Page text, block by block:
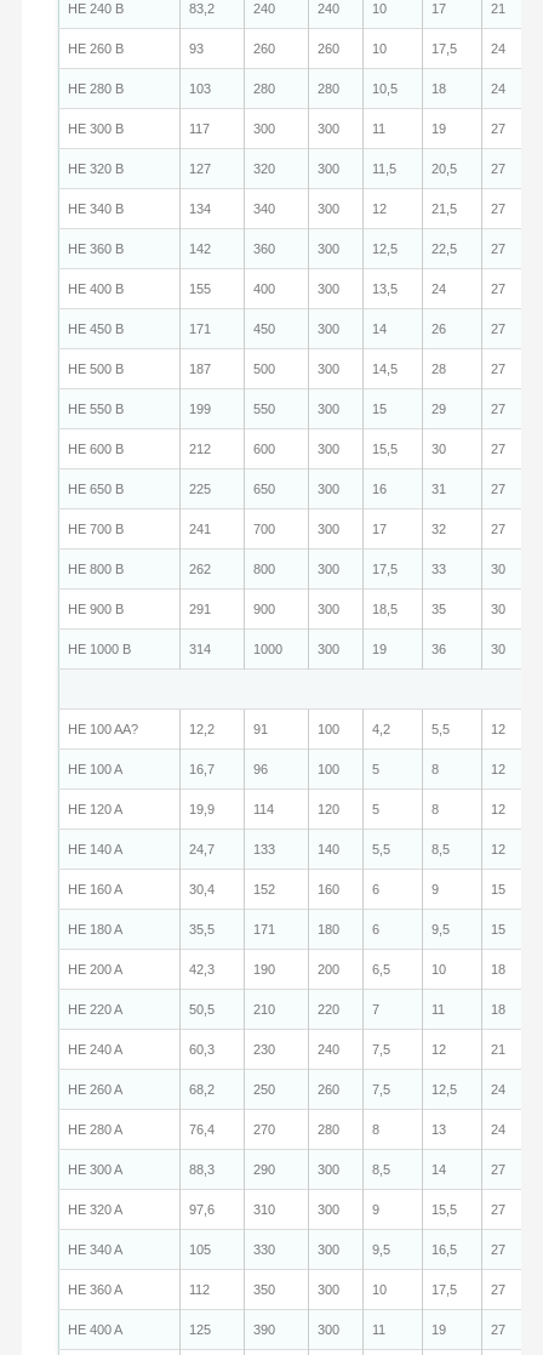
HE 240 B 83,2 240 240 10 17 21
HE 260 B 93 260 260 10 17,5 24
HE 280 B 103 280 280 10,5 18 24
HE 300 B 117 300 300 11 19 27
HE 320 B 127 320 300 11,5 20,5 27
HE 340 B 134 340 300 12 21,5 27
HE 360 B 142 360 300 12,5 22,5 27
HE 400 B 155 400 300 13,5 24 27
HE 450 B 171 450 300 14 26 27
HE 500 B 187 500 300 14,5 28 27
HE 550 B 199 550 300 15 29 27
HE 600 B 212 600 300 15,5 30 27
HE 650 B 225 650 300 16 31 27
HE 700 B 241 700 300 17 32 27
HE 800 B 262 800 300 17,5 33 30
HE 900 B 291 900 300 18,5 35 30
HE 1000 B 314 1000 300 19 36 30
HE 100 AA? 12,2 91 100 4,2 5,5 12
HE 100 A 16,7 96 100 5 8 12
HE 120 A 19,9 114 120 5 8 12
HE 140 A 24,7 133 140 5,5 8,5 12
HE 160 A 30,4 152 160 6 9 15
HE 180 A 35,5 171 180 6 9,5 15
HE 200 A 42,3 190 200 6,5 10 18
HE 220 A 50,5 210 220 7 11 18
HE 240 A 60,3 230 240 7,5 12 21
HE 260 A 68,2 250 260 7,5 12,5 24
HE 280 A 76,4 270 280 8 13 24
HE 300 A 88,3 290 300 8,5 14 27
HE 320 A 97,6 310 300 9 15,5 27
HE 340 A 105 330 300 9,5 16,5 27
HE 360 A 112 350 300 10 17,5 27
HE 400 A 125 390 300 11 19 27